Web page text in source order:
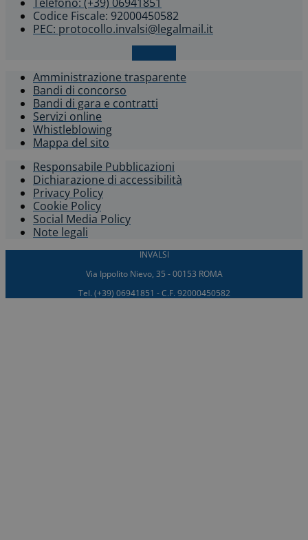
Codice Fiscale: 92000450582
PEC: protocollo.invalsi@legalmail.it
Amministrazione trasparente
Bandi di concorso
Bandi di gara e contratti
Servizi online
Whistleblowing​
Mappa del sito
Responsabile Pubblicazioni
Dichiarazione di accessibilità​
Privacy Policy
Cookie Policy
Social Media Policy
Note legali
INVALSI
Via Ippolito Nievo, 35 - 00153 ROMA
Tel. (+39) 06941851 - C.F. 92000450582